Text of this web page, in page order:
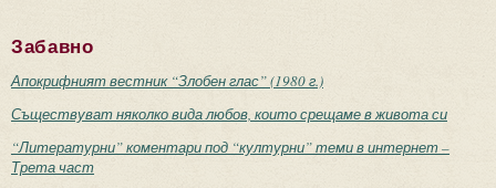
Забавно
Апокрифният вестник “Злобен глас” (1980 г.)
Съществуват няколко вида любов, които срещаме в живота си
“Литературни” коментари под “културни” теми в интернет –
Трета част